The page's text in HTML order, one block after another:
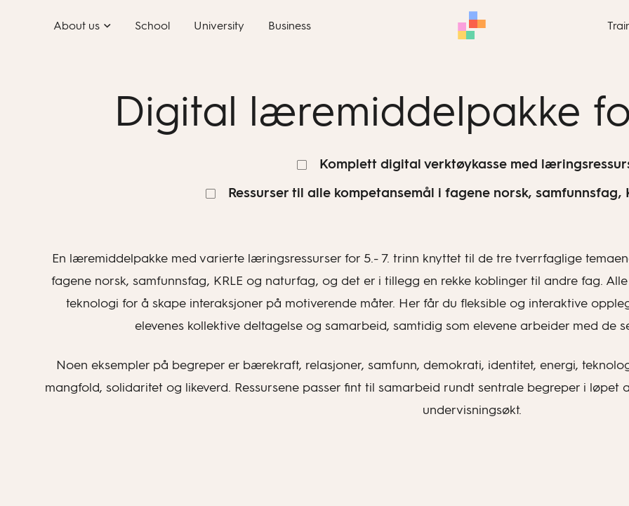
About us School University Business
Digital læremiddelpakke
Komplett digital verktøykasse med
Ressurser til alle kompetansemål i fagene norsk, samfunnsfag,
En læremiddelpakke med varierte læringsressurser for 5.- 7. trinn knyttet til de tre tverrfaglige
fagene norsk, samfunnsfag, KRLE og naturfag, og det er i tillegg en rekke koblinger til andre fag.
teknologi for å skape interaksjoner på motiverende måter. Her får du fleksible og interaktive
elevenes kollektive deltagelse og samarbeid, samtidig som elevene arbeider med de
Noen eksempler på begreper er bærekraft, relasjoner, samfunn, demokrati, identitet, energi,
mangfold, solidaritet og likeverd. Ressursene passer fint til samarbeid rundt sentrale begreper i løpet
undervisningsøkt.